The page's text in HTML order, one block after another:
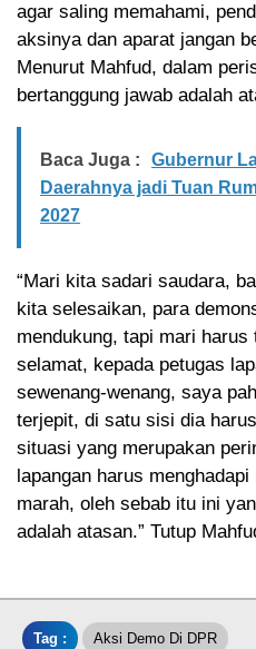
agar saling memahami,
aksinya dan aparat jangan
Menurut Mahfud, dalam
bertanggung jawab adalah
Baca Juga :
Gubernur
Daerahnya jadi Tuan
2027
“Mari kita sadari saudara,
kita selesaikan, para
mendukung, tapi mari
selamat, kepada petugas
sewenang-wenang, saya
terjepit, di satu sisi dia
situasi yang merupakan
lapangan harus
marah, oleh sebab itu ini
adalah atasan.” Tutup
Tag : Aksi Demo Di DPR